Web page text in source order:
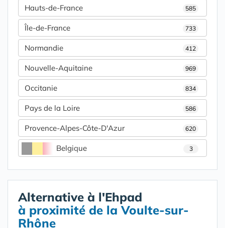
Hauts-de-France 585
Île-de-France 733
Normandie 412
Nouvelle-Aquitaine 969
Occitanie 834
Pays de la Loire 586
Provence-Alpes-Côte-D'Azur 620
Belgique 3
Alternative à l'Ehpad
à proximité de la Voulte-sur-
Rhône